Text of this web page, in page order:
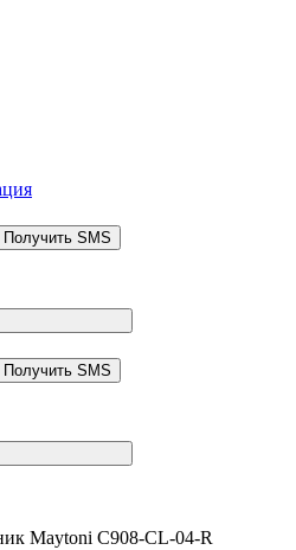
Получить SMS
Получить SMS
Maytoni C908-CL-04-R